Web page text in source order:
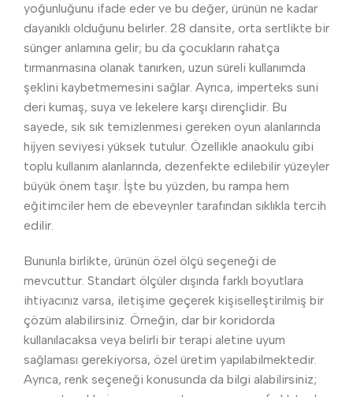
yoğunluğunu ifade eder ve bu değer, ürünün ne kadar
dayanıklı olduğunu belirler. 28 dansite, orta sertlikte bir
sünger anlamına gelir; bu da çocukların rahatça
tırmanmasına olanak tanırken, uzun süreli kullanımda
şeklini kaybetmemesini sağlar. Ayrıca, imperteks suni
deri kumaş, suya ve lekelere karşı dirençlidir. Bu
sayede, sık sık temizlenmesi gereken oyun alanlarında
hijyen seviyesi yüksek tutulur. Özellikle anaokulu gibi
toplu kullanım alanlarında, dezenfekte edilebilir yüzeyler
büyük önem taşır. İşte bu yüzden, bu rampa hem
eğitimciler hem de ebeveynler tarafından sıklıkla tercih
edilir.
Bununla birlikte, ürünün özel ölçü seçeneği de
mevcuttur. Standart ölçüler dışında farklı boyutlara
ihtiyacınız varsa, iletişime geçerek kişiselleştirilmiş bir
çözüm alabilirsiniz. Örneğin, dar bir koridorda
kullanılacaksa veya belirli bir terapi aletine uyum
sağlaması gerekiyorsa, özel üretim yapılabilmektedir.
Ayrıca, renk seçeneği konusunda da bilgi alabilirsiniz;